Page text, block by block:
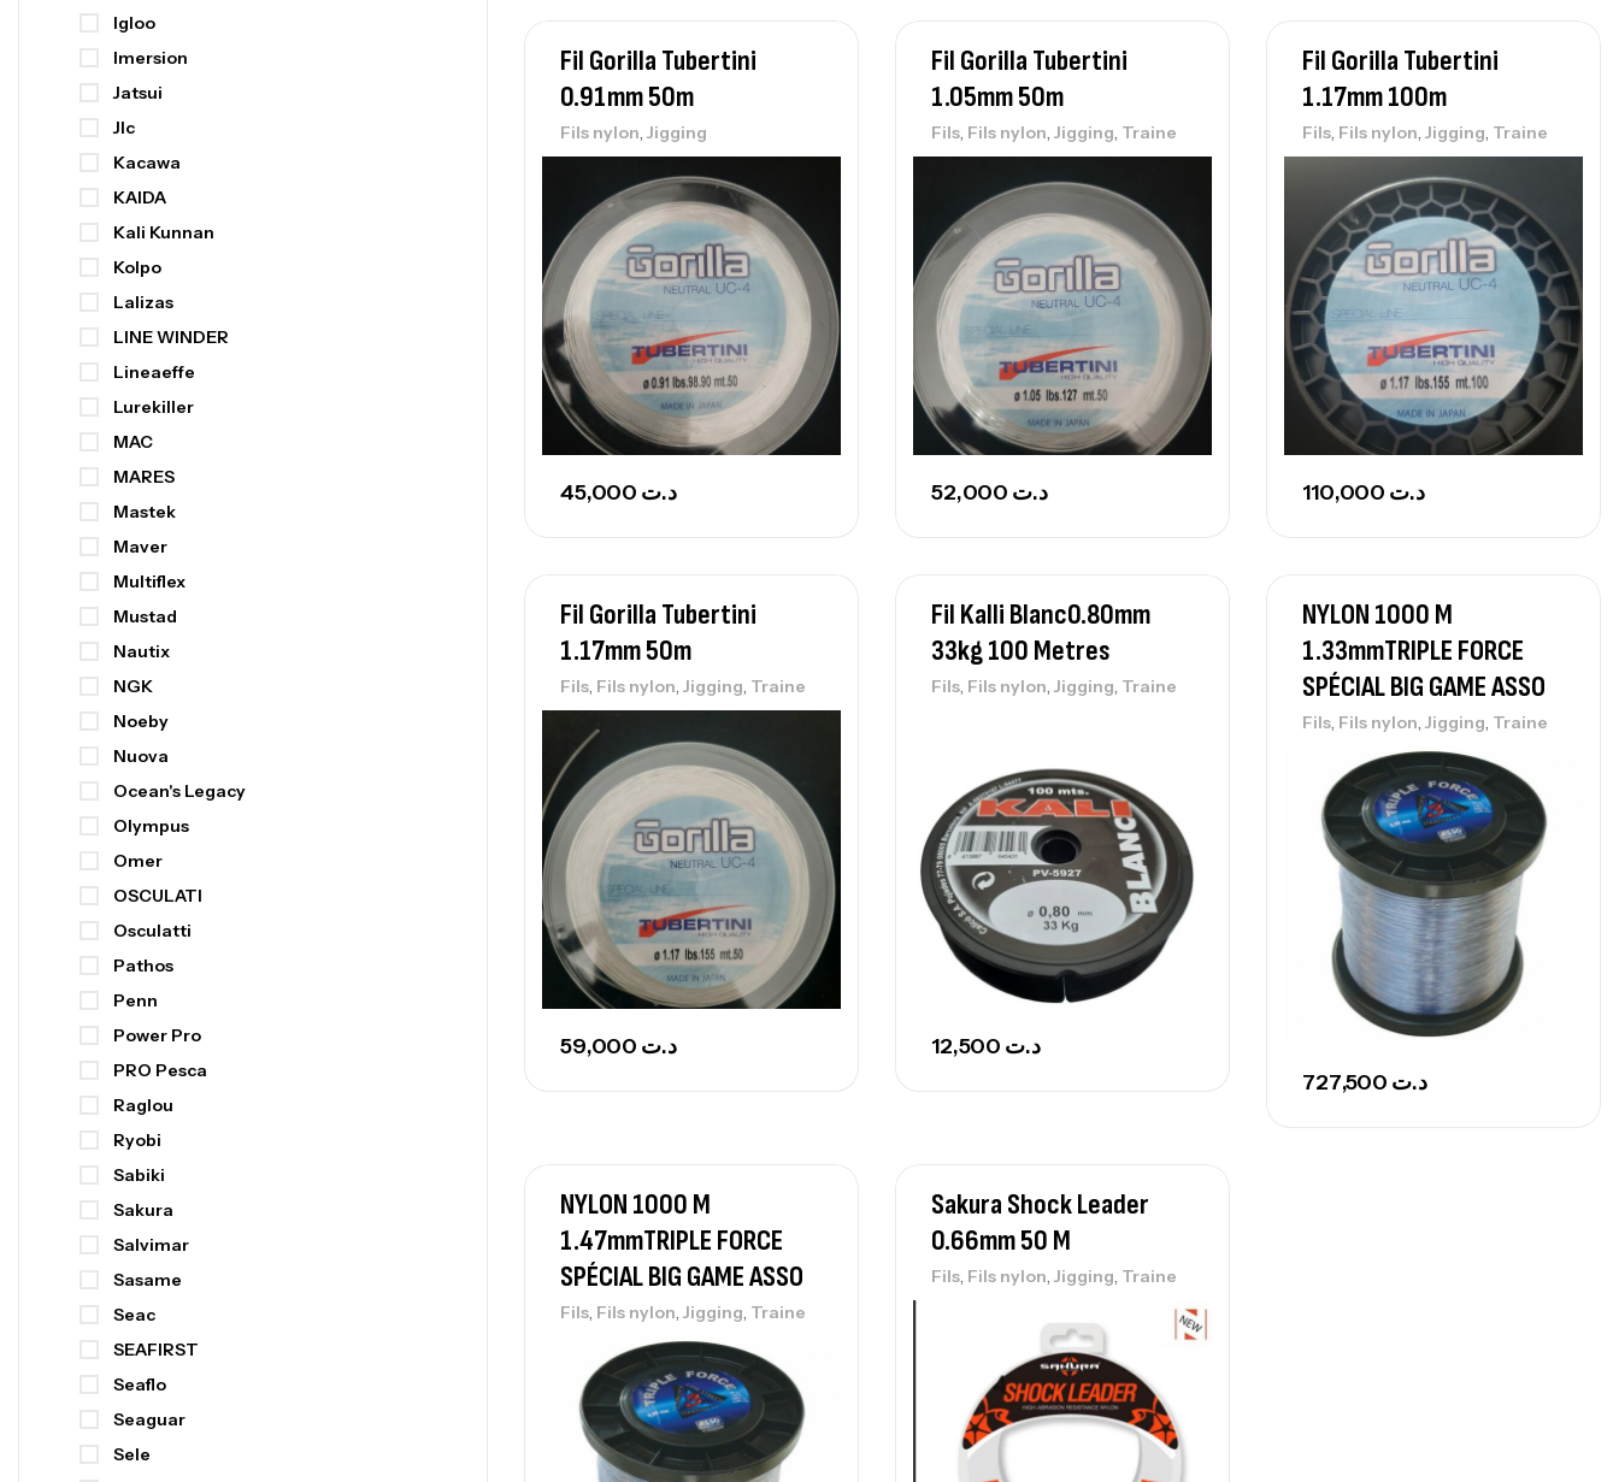
Fil Gorilla Tubertini
0.91mm 50m
Fils nylon, Jigging
د.ت
Fil Gorilla Tubertini
1.05mm 50m
Fils, Fils nylon, Jigging, Traine
د.ت
Fil Gorilla Tubertini
1.17mm 100m
Fils, Fils nylon, Jigging, Traine
د.ت
Fil Gorilla Tubertini
1.17mm 50m
Fils, Fils nylon, Jigging, Traine
د.ت
Fil Kalli Blanc0.80mm
33kg 100 Metres
Fils, Fils nylon, Jigging, Traine
د.ت
NYLON 1000 M
1.33mmTRIPLE FORCE
SPÉCIAL BIG GAME ASSO
Fils, Fils nylon, Jigging, Traine
د.ت
NYLON 1000 M
1.47mmTRIPLE FORCE
SPÉCIAL BIG GAME ASSO
Fils, Fils nylon, Jigging, Traine
Sakura Shock Leader
0.66mm 50 M
Fils, Fils nylon, Jigging, Traine
Igloo
Imersion
Jatsui
Jlc
Kacawa
KAIDA
Kali Kunnan
Kolpo
Lalizas
LINE WINDER
Lineaeffe
Lurekiller
MAC
MARES
Mastek
Maver
Multiflex
Mustad
Nautix
NGK
Noeby
Nuova
Ocean's Legacy
Olympus
Omer
OSCULATI
Osculatti
Pathos
Penn
Power Pro
PRO Pesca
Raglou
Ryobi
Sabiki
Sakura
Salvimar
Sasame
Seac
SEAFIRST
Seaflo
Seaguar
Sele